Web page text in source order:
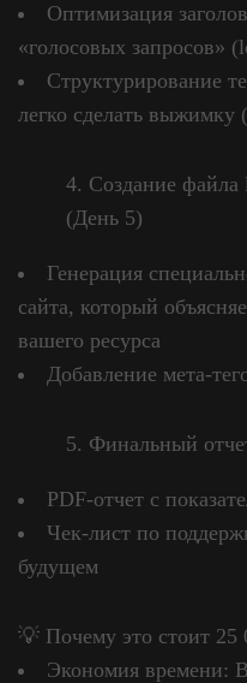
Оптимизация
«голосовых запросов»
Структурирование
легко сделать выжимку
Создание
(День 5)
Генерация
сайта, который
вашего ресурса
Добавление мета-
Финальный
PDF-отчет с
Чек-лист по
будущем
💡 Почему это стоит 25
Экономия времени: